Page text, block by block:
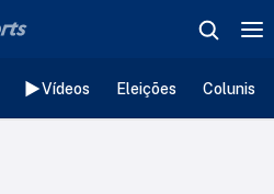
Vídeos Eleições